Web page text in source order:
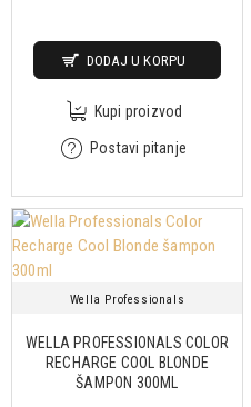
DODAJ U KORPU
Kupi proizvod
Postavi pitanje
Wella Professionals
WELLA PROFESSIONALS COLOR
RECHARGE COOL BLONDE
ŠAMPON 300ML